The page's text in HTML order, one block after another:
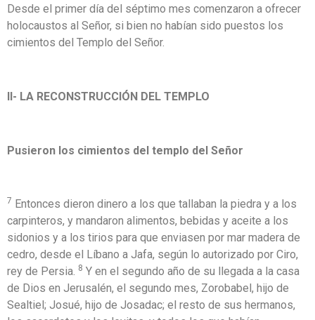
Desde el primer día del séptimo mes comenzaron a ofrecer
holocaustos al Señor, si bien no habían sido puestos los
cimientos del Templo del Señor.
II- LA RECONSTRUCCIÓN DEL TEMPLO
Pusieron los cimientos del templo del Señor
7 Entonces dieron dinero a los que tallaban la piedra y a los
carpinteros, y mandaron alimentos, bebidas y aceite a los
sidonios y a los tirios para que enviasen por mar madera de
cedro, desde el Líbano a Jafa, según lo autorizado por Ciro,
rey de Persia. 8 Y en el segundo año de su llegada a la casa
de Dios en Jerusalén, el segundo mes, Zorobabel, hijo de
Sealtiel; Josué, hijo de Josadac; el resto de sus hermanos,